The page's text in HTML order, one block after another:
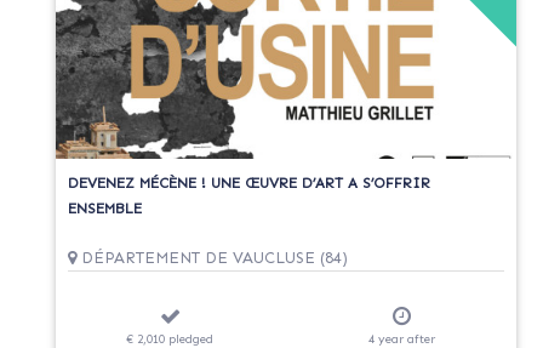
DEVENEZ MÉCÈNE ! UNE ŒUVRE D’ART A S’OFFRIR
ENSEMBLE
DÉPARTEMENT DE VAUCLUSE (84)
€ 2,010 pledged 4 year after